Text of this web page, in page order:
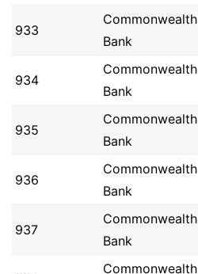
933
Commonwealth
Bank
934
Commonwealth
Bank
935
Commonwealth
Bank
936
Commonwealth
Bank
937
Commonwealth
Bank
Commonwealth